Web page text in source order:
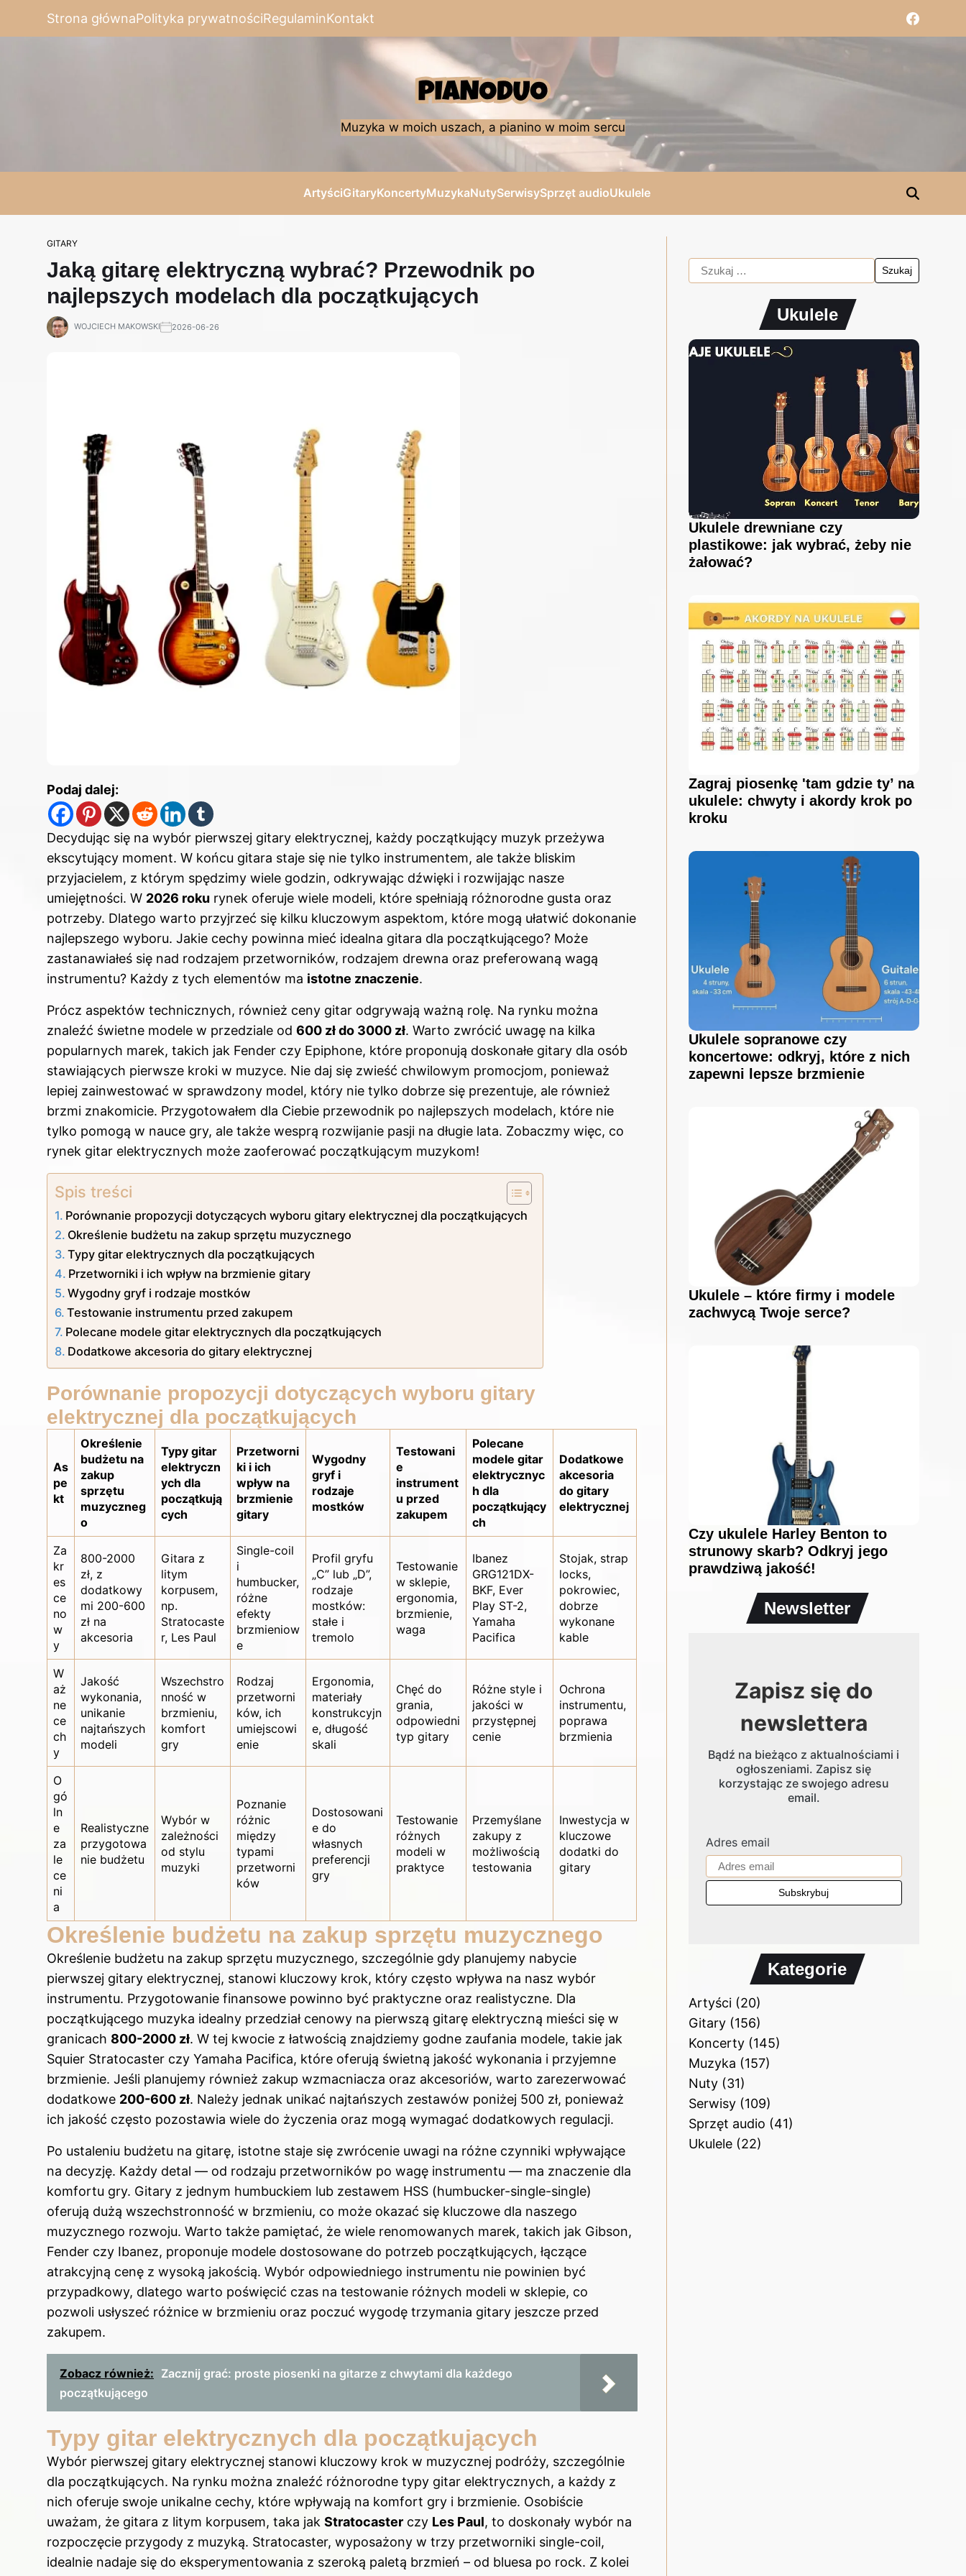
Strona głównaPolityka prywatnościRegulaminKontakt
Muzyka w moich uszach, a pianino w moim sercu
ArtyściGitaryKoncertyMuzykaNutySerwisySprzęt audioUkulele
GITARY
Jaką gitarę elektryczną wybrać? Przewodnik po
najlepszych modelach dla początkujących
WOJCIECH MAKOWSKI 2026-06-26
Podaj dalej:
Decydując się na wybór pierwszej gitary elektrycznej, każdy początkujący muzyk przeżywa
ekscytujący moment. W końcu gitara staje się nie tylko instrumentem, ale także bliskim
przyjacielem, z którym spędzimy wiele godzin, odkrywając dźwięki i rozwijając nasze
umiejętności. W 2026 roku rynek oferuje wiele modeli, które spełniają różnorodne gusta oraz
potrzeby. Dlatego warto przyjrzeć się kilku kluczowym aspektom, które mogą ułatwić dokonanie
najlepszego wyboru. Jakie cechy powinna mieć idealna gitara dla początkującego? Może
zastanawiałeś się nad rodzajem przetworników, rodzajem drewna oraz preferowaną wagą
instrumentu? Każdy z tych elementów ma istotne znaczenie.
Prócz aspektów technicznych, również ceny gitar odgrywają ważną rolę. Na rynku można
znaleźć świetne modele w przedziale od 600 zł do 3000 zł. Warto zwrócić uwagę na kilka
popularnych marek, takich jak Fender czy Epiphone, które proponują doskonałe gitary dla osób
stawiających pierwsze kroki w muzyce. Nie daj się zwieść chwilowym promocjom, ponieważ
lepiej zainwestować w sprawdzony model, który nie tylko dobrze się prezentuje, ale również
brzmi znakomicie. Przygotowałem dla Ciebie przewodnik po najlepszych modelach, które nie
tylko pomogą w nauce gry, ale także wesprą rozwijanie pasji na długie lata. Zobaczmy więc, co
rynek gitar elektrycznych może zaoferować początkującym muzykom!
Spis treści
Porównanie propozycji dotyczących wyboru gitary elektrycznej dla początkujących
Określenie budżetu na zakup sprzętu muzycznego
Typy gitar elektrycznych dla początkujących
Przetworniki i ich wpływ na brzmienie gitary
Wygodny gryf i rodzaje mostków
Testowanie instrumentu przed zakupem
Polecane modele gitar elektrycznych dla początkujących
Dodatkowe akcesoria do gitary elektrycznej
Porównanie propozycji dotyczących wyboru gitary
elektrycznej dla początkujących
As
pe
kt
Określenie
budżetu na
zakup
sprzętu
muzyczneg
o
Typy gitar
elektryczn
ych dla
początkują
cych
Przetworni
ki i ich
wpływ na
brzmienie
gitary
Wygodny
gryf i
rodzaje
mostków
Testowani
e
instrument
u przed
zakupem
Polecane
modele gitar
elektrycznyc
h dla
początkujący
ch
Dodatkowe
akcesoria
do gitary
elektrycznej
Za
kr
es
ce
no
w
y
800-2000
zł, z
dodatkowy
mi 200-600
zł na
akcesoria
Gitara z
litym
korpusem,
np.
Stratocaste
r, Les Paul
Single-coil
i
humbucker,
różne
efekty
brzmieniow
e
Profil gryfu
„C” lub „D”,
rodzaje
mostków:
stałe i
tremolo
Testowanie
w sklepie,
ergonomia,
brzmienie,
waga
Ibanez
GRG121DX-
BKF, Ever
Play ST-2,
Yamaha
Pacifica
Stojak, strap
locks,
pokrowiec,
dobrze
wykonane
kable
W
aż
ne
ce
ch
y
Jakość
wykonania,
unikanie
najtańszych
modeli
Wszechstro
nność w
brzmieniu,
komfort
gry
Rodzaj
przetworni
ków, ich
umiejscowi
enie
Ergonomia,
materiały
konstrukcyjn
e, długość
skali
Chęć do
grania,
odpowiedni
typ gitary
Różne style i
jakości w
przystępnej
cenie
Ochrona
instrumentu,
poprawa
brzmienia
O
gó
ln
e
za
le
ce
ni
a
Realistyczne
przygotowa
nie budżetu
Wybór w
zależności
od stylu
muzyki
Poznanie
różnic
między
typami
przetworni
ków
Dostosowani
e do
własnych
preferencji
gry
Testowanie
różnych
modeli w
praktyce
Przemyślane
zakupy z
możliwością
testowania
Inwestycja w
kluczowe
dodatki do
gitary
Określenie budżetu na zakup sprzętu muzycznego
Określenie budżetu na zakup sprzętu muzycznego, szczególnie gdy planujemy nabycie
pierwszej gitary elektrycznej, stanowi kluczowy krok, który często wpływa na nasz wybór
instrumentu. Przygotowanie finansowe powinno być praktyczne oraz realistyczne. Dla
początkującego muzyka idealny przedział cenowy na pierwszą gitarę elektryczną mieści się w
granicach 800-2000 zł. W tej kwocie z łatwością znajdziemy godne zaufania modele, takie jak
Squier Stratocaster czy Yamaha Pacifica, które oferują świetną jakość wykonania i przyjemne
brzmienie. Jeśli planujemy również zakup wzmacniacza oraz akcesoriów, warto zarezerwować
dodatkowe 200-600 zł. Należy jednak unikać najtańszych zestawów poniżej 500 zł, ponieważ
ich jakość często pozostawia wiele do życzenia oraz mogą wymagać dodatkowych regulacji.
Po ustaleniu budżetu na gitarę, istotne staje się zwrócenie uwagi na różne czynniki wpływające
na decyzję. Każdy detal — od rodzaju przetworników po wagę instrumentu — ma znaczenie dla
komfortu gry. Gitary z jednym humbuckiem lub zestawem HSS (humbucker-single-single)
oferują dużą wszechstronność w brzmieniu, co może okazać się kluczowe dla naszego
muzycznego rozwoju. Warto także pamiętać, że wiele renomowanych marek, takich jak Gibson,
Fender czy Ibanez, proponuje modele dostosowane do potrzeb początkujących, łączące
atrakcyjną cenę z wysoką jakością. Wybór odpowiedniego instrumentu nie powinien być
przypadkowy, dlatego warto poświęcić czas na testowanie różnych modeli w sklepie, co
pozwoli usłyszeć różnice w brzmieniu oraz poczuć wygodę trzymania gitary jeszcze przed
zakupem.
Zobacz również: Zacznij grać: proste piosenki na gitarze z chwytami dla każdego
początkującego
Typy gitar elektrycznych dla początkujących
Wybór pierwszej gitary elektrycznej stanowi kluczowy krok w muzycznej podróży, szczególnie
dla początkujących. Na rynku można znaleźć różnorodne typy gitar elektrycznych, a każdy z
nich oferuje swoje unikalne cechy, które wpływają na komfort gry i brzmienie. Osobiście
uważam, że gitara z litym korpusem, taka jak Stratocaster czy Les Paul, to doskonały wybór na
rozpoczęcie przygody z muzyką. Stratocaster, wyposażony w trzy przetworniki single-coil,
idealnie nadaje się do eksperymentowania z szeroką paletą brzmień – od bluesa po rock. Z kolei
Ukulele
Ukulele drewniane czy
plastikowe: jak wybrać, żeby nie
żałować?
Zagraj piosenkę 'tam gdzie ty’ na
ukulele: chwyty i akordy krok po
kroku
Ukulele sopranowe czy
koncertowe: odkryj, które z nich
zapewni lepsze brzmienie
Ukulele – które firmy i modele
zachwycą Twoje serce?
Czy ukulele Harley Benton to
strunowy skarb? Odkryj jego
prawdziwą jakość!
Newsletter
Zapisz się do
newslettera
Bądź na bieżąco z aktualnościami i
ogłoszeniami. Zapisz się
korzystając ze swojego adresu
email.
Adres email
Kategorie
Artyści(20)
Gitary(156)
Koncerty(145)
Muzyka (157)
Nuty(31)
Serwisy(109)
Sprzęt audio (41)
Ukulele(22)